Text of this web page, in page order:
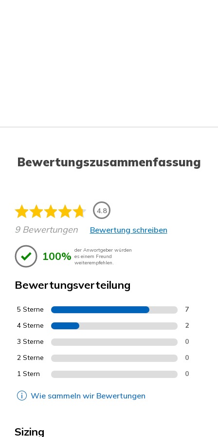
Bewertungszusammenfassung
4.8
9 Bewertungen Bewertung schreiben
100% der Anwortgeber würden
es einem Freund
weiterempfehlen.
Bewertungsverteilung
5 Sterne 7
4 Sterne 2
3 Sterne 0
2 Sterne 0
1 Stern 0
Wie sammeln wir Bewertungen
Sizing